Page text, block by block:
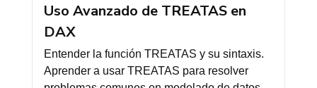
Uso Avanzado de TREATAS en
DAX
Entender la función TREATAS y su sintaxis.
Aprender a usar TREATAS para resolver